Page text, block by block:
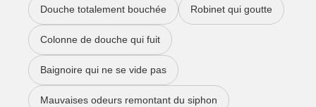
Douche totalement bouchée Robinet qui goutte
Colonne de douche qui fuit
Baignoire qui ne se vide pas
Mauvaises odeurs remontant du siphon